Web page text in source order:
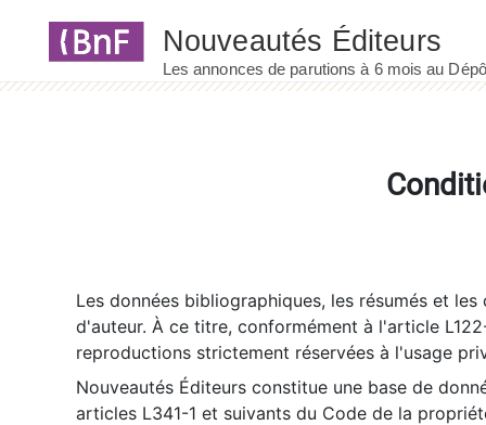
Les données bibliographiques, les résumés et
d'auteur. À ce titre, conformément à l'article
reproductions strictement réservées à l'usage
Nouveautés Éditeurs constitue une base de
articles L341-1 et suivants du Code de la